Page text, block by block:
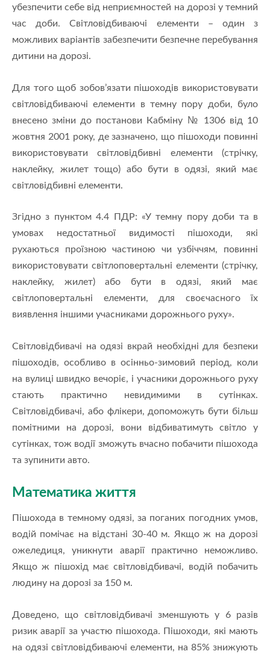
убезпечити себе від неприємностей на дорозі у темний
час доби. Світловідбиваючі елементи – один з
можливих варіантів забезпечити безпечне перебування
дитини на дорозі.
Для того щоб зобов’язати пішоходів використовувати
світловідбиваючі елементи в темну пору доби, було
внесено зміни до постанови Кабміну № 1306 від 10
жовтня 2001 року, де зазначено, що пішоходи повинні
використовувати світловідбивні елементи (стрічку,
наклейку, жилет тощо) або бути в одязі, який має
світловідбивні елементи.
Згідно з пунктом 4.4 ПДР: «У темну пору доби та в
умовах недостатньої видимості пішоходи, які
рухаються проїзною частиною чи узбіччям, повинні
використовувати світлоповертальні елементи (стрічку,
наклейку, жилет) або бути в одязі, який має
світлоповертальні елементи, для своєчасного їх
виявлення іншими учасниками дорожнього руху».
Світловідбивачі на одязі вкрай необхідні для безпеки
пішоходів, особливо в осінньо-зимовий період, коли
на вулиці швидко вечоріє, і учасники дорожнього руху
стають практично невидимими в сутінках.
Світловідбивачі, або флікери, допоможуть бути більш
помітними на дорозі, вони відбиватимуть світло у
сутінках, тож водії зможуть вчасно побачити пішохода
та зупинити авто.
Математика життя
Пішохода в темному одязі, за поганих погодних умов,
водій помічає на відстані 30-40 м. Якщо ж на дорозі
ожеледиця, уникнути аварії практично неможливо.
Якщо ж пішохід має світловідбивачі, водій побачить
людину на дорозі за 150 м.
Доведено, що світловідбивачі зменшують у 6 разів
ризик аварії за участю пішохода. Пішоходи, які мають
на одязі світловідбиваючі елементи, на 85% знижують